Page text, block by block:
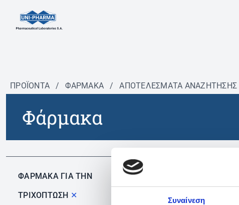
Συναίνεση
ΠΡΟΪΟΝΤΑ / ΦΆΡΜΑΚΑ / ΑΠΟΤΕΛΕΣΜΑΤΑ ΑΝΑΖΗΤΗΣΗΣ
Φάρμακα
ΦΑΡΜΑΚΑ ΓΙΑ ΤΗΝ
ΤΡΙΧΟΠΤΩΣΗ ✕
Δεν